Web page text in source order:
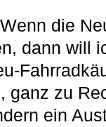
die
dann will
ganz zu
ein